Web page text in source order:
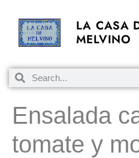
LA CASA
MELVINO
Ensalada
tomate y